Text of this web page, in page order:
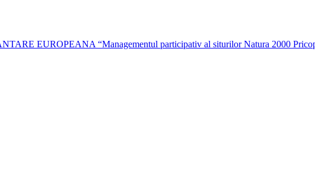
EUROPEANA “Managementul participativ al siturilor Natura 2000